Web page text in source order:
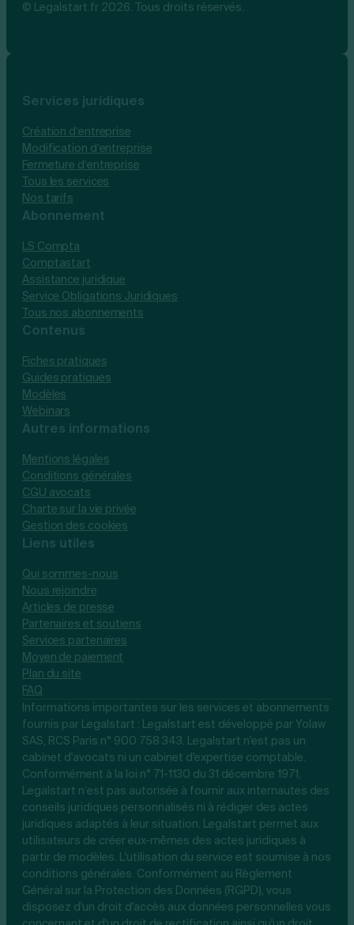
© Legalstart.fr 2026. Tous droits réservés.
Services juridiques
Création d’entreprise
Modification d’entreprise
Fermeture d’entreprise
Tous les services
Nos tarifs
Abonnement
LS Compta
Comptastart
Assistance juridique
Service Obligations Juridiques
Tous nos abonnements
Contenus
Fiches pratiques
Guides pratiques
Modèles
Webinars
Autres informations
Mentions légales
Conditions générales
CGU avocats
Charte sur la vie privée
Gestion des cookies
Liens utiles
Qui sommes-nous
Nous rejoindre
Articles de presse
Partenaires et soutiens
Services partenaires
Moyen de paiement
Plan du site
FAQ
Informations importantes sur les services et abonnements
fournis par Legalstart : Legalstart est développé par Yolaw
SAS, RCS Paris n° 900 758 343. Legalstart n'est pas un
cabinet d'avocats ni un cabinet d'expertise comptable.
Conformément à la loi n° 71-1130 du 31 décembre 1971,
Legalstart n’est pas autorisée à fournir aux internautes des
conseils juridiques personnalisés ni à rédiger des actes
juridiques adaptés à leur situation. Legalstart permet aux
utilisateurs de créer eux-mêmes des actes juridiques à
partir de modèles. L'utilisation du service est soumise à nos
conditions générales. Conformément au Règlement
Général sur la Protection des Données (RGPD), vous
disposez d'un droit d'accès aux données personnelles vous